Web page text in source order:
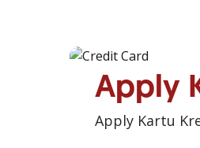
Apply
Apply Kartu